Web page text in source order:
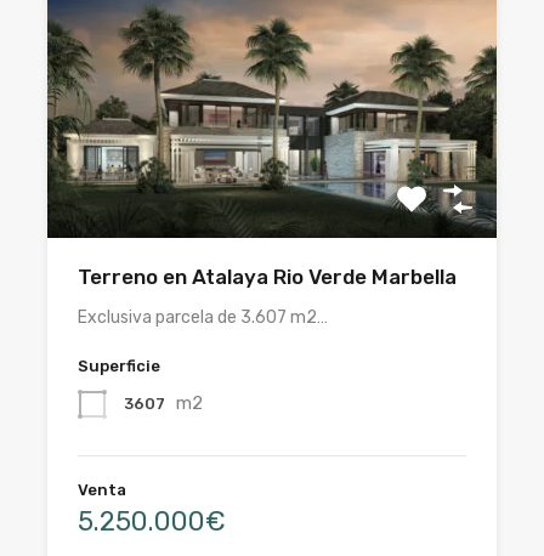
Terreno en Atalaya Rio Verde Marbella
Exclusiva parcela de 3.607 m2…
Superficie
3607 m2
Venta
5.250.000€